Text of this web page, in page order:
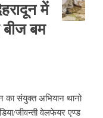
में
बीज बम
संयुक्त अभियान थानो
जीवन्ती वेलफेयर एण्ड